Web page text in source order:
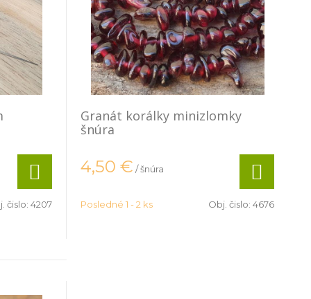
čislo: 4207
Granát korálky minizlomky
šnúra
4,50 € / šnúra
Posledné 1 - 2 ks Obj. čislo: 4676